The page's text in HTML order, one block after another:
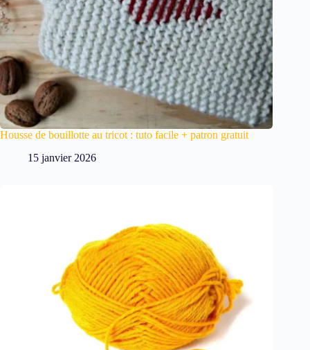
Housse de bouillotte au tricot : tuto facile + patron gratuit
15 janvier 2026